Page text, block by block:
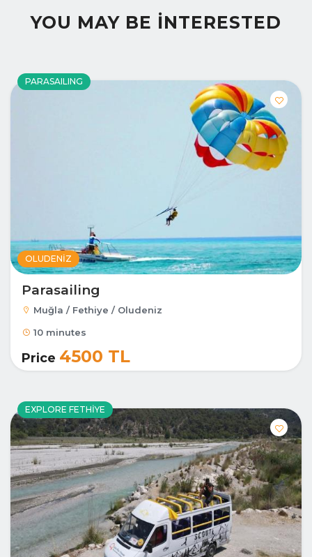
YOU MAY BE INTERESTED
PARASAILING
OLUDENIZ
Parasailing
Muğla / Fethiye / Oludeniz
10 minutes
Price 4500 TL
EXPLORE FETHIYE